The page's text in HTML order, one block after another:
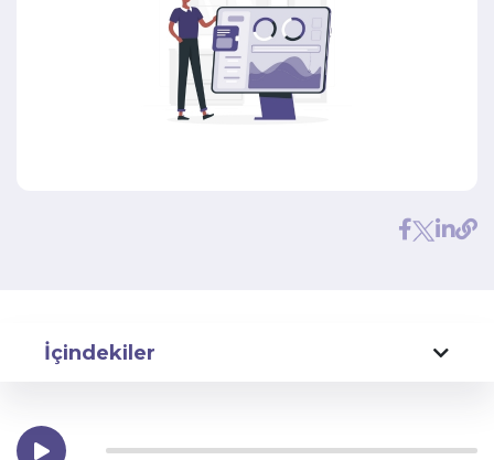
İçindekiler
Müşteri Deneyimi ve Memnuniyeti